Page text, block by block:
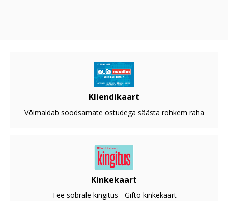
Kliendikaart
Võimaldab soodsamate ostudega säästa rohkem raha
Kinkekaart
Tee sõbrale kingitus - Gifto kinkekaart